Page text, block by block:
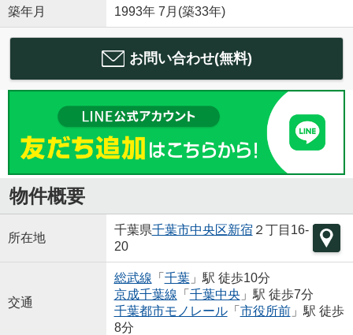
築年月 1993年 7月(築33年)
お問い合わせ(無料)
物件概要
所在地
千葉県千葉市中央区新宿 ２丁目16-
20
交通
総武線 「 千葉」駅 徒歩10分
京成千葉線 「 千葉中央 」駅 徒歩7分
千葉都市モノレール「 市役所前」駅 徒歩
8分